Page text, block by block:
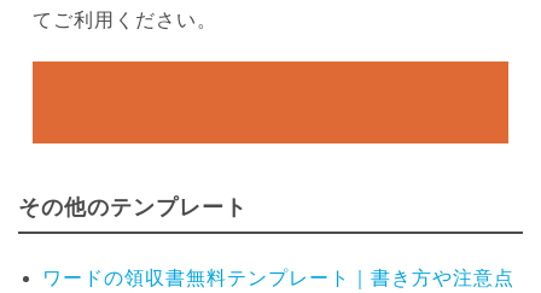
動画コンテンツ
てご利用ください。
その他のテンプレート
ワードの領収書無料テンプレート｜書き方や注意点